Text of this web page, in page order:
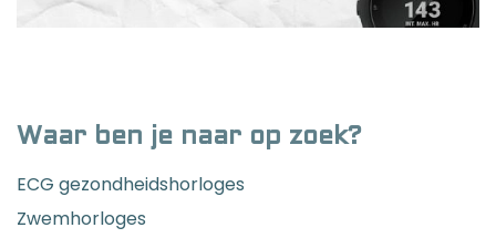
Waar ben je naar op zoek?
ECG gezondheidshorloges
Zwemhorloges